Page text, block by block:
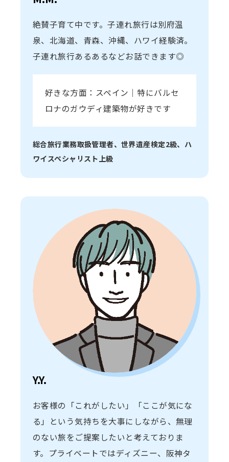
絶賛子育て中です。子連れ旅行は別府温
泉、北海道、青森、沖縄、ハワイ経験済。
子連れ旅行あるあるなどお話できます◎
好きな方面：スペイン｜特にバルセ
ロナのガウディ建築物が好きです
総合旅行業務取扱管理者、世界遺産検定2級、ハ
ワイスペシャリスト上級
Y.Y.
お客様の「これがしたい」「ここが気にな
る」という気持ちを大事にしながら、無理
のない旅をご提案したいと考えておりま
す。プライベートではディズニー、阪神タ